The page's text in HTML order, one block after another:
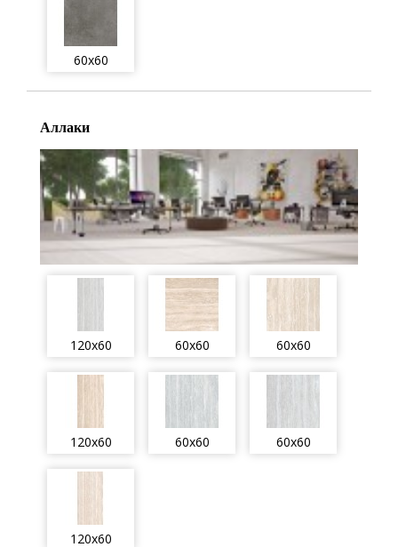
60x60
Аллаки
120x60 60x60 60x60
120x60 60x60 60x60
120x60